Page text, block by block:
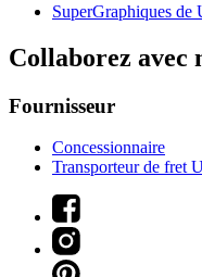
SuperGraphiques de
Collaborez avec
Fournisseur
Concessionnaire
Transporteur de fret